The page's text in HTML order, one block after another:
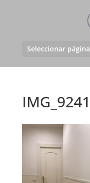
Seleccionar página
IMG_9241